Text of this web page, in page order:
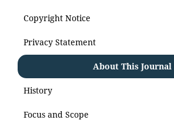
Copyright Notice
Privacy Statement
About This Journal
History
Focus and Scope